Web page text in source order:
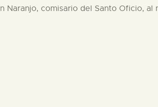
Naranjo, comisario del Santo Oficio, al